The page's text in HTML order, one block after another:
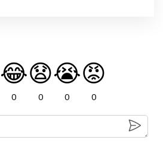
😂
0
😧
0
😭
0
😡
0